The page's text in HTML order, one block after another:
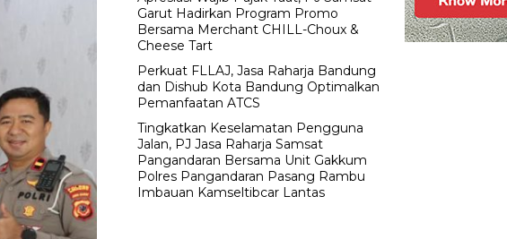
Garut Hadirkan Program Promo
Bersama Merchant CHILL-Choux &
Cheese Tart
Perkuat FLLAJ, Jasa Raharja Bandung
dan Dishub Kota Bandung Optimalkan
Pemanfaatan ATCS
Tingkatkan Keselamatan Pengguna
Jalan, PJ Jasa Raharja Samsat
Pangandaran Bersama Unit Gakkum
Polres Pangandaran Pasang Rambu
Imbauan Kamseltibcar Lantas